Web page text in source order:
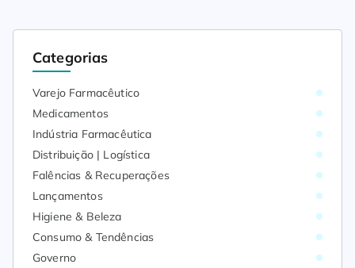
Categorias
Varejo Farmacêutico
Medicamentos
Indústria Farmacêutica
Distribuição | Logística
Falências & Recuperações
Lançamentos
Higiene & Beleza
Consumo & Tendências
Governo